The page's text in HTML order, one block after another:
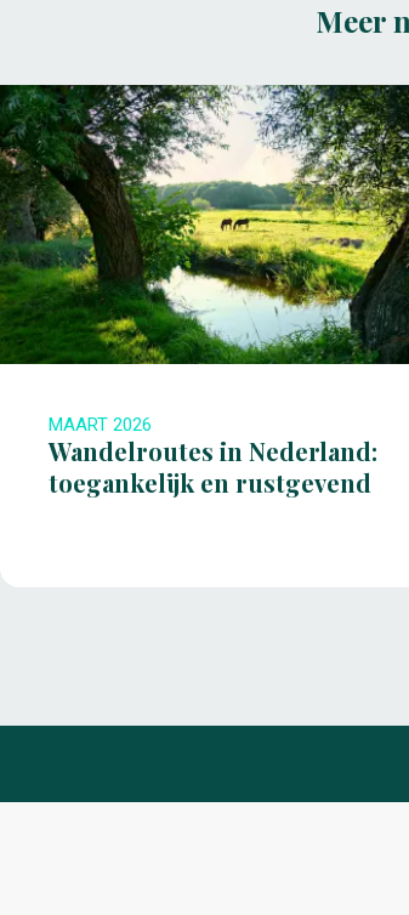
Meer
MAART 2026
Wandelroutes in Nederland:
toegankelijk en rustgevend